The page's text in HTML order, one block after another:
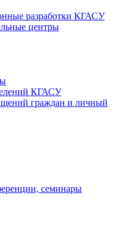
разработки КГАСУ
центры
КГАСУ
граждан и личный
семинары